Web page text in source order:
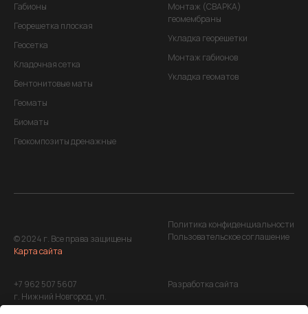
Габионы
Георешетка плоская
Геосетка
Кладочная сетка
Бентонитовые маты
Геоматы
Биоматы
Геокомпозиты дренажные
Монтаж (СВАРКА)
геомембраны
Укладка георешетки
Монтаж габионов
Укладка геоматов
© 2024 г. Все права защищены
Карта сайта
Политика конфиденциальности
Пользовательское соглашение
+7 962 507 5607
г. Нижний Новгород, ул.
Максима Горького, д. 220
Разработка сайта